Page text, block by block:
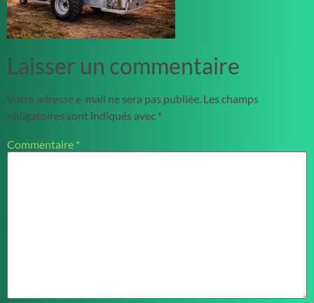
Laisser un commentaire
Votre adresse e-mail ne sera pas publiée. Les champs
obligatoires sont indiqués avec *
Commentaire *